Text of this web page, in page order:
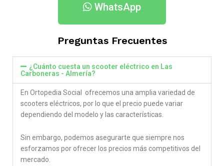
WhatsApp
Preguntas Frecuentes
¿Cuánto cuesta un scooter eléctrico en Las
Carboneras - Almería?
En Ortopedia Social ofrecemos una amplia variedad de
scooters eléctricos, por lo que el precio puede variar
dependiendo del modelo y las características.
Sin embargo, podemos asegurarte que siempre nos
esforzamos por ofrecer los precios más competitivos del
mercado.